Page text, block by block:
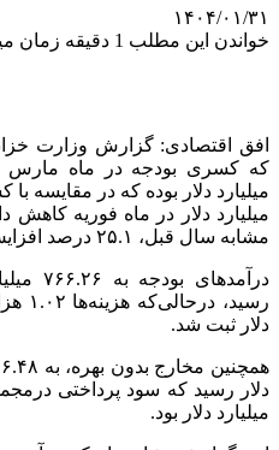
۱۴۰۴/۰۱/۳۱
خواندن این مطلب 1 دقیقه زمان میبرد
افق اقتصادی: گزارش وزارت
میلیارد دلار در ماه فوریه
مشابه سال قبل، ۲۵.۱ درصد افزایش‌یافته است.
دلار ثبت شد.
میلیارد دلار بود.